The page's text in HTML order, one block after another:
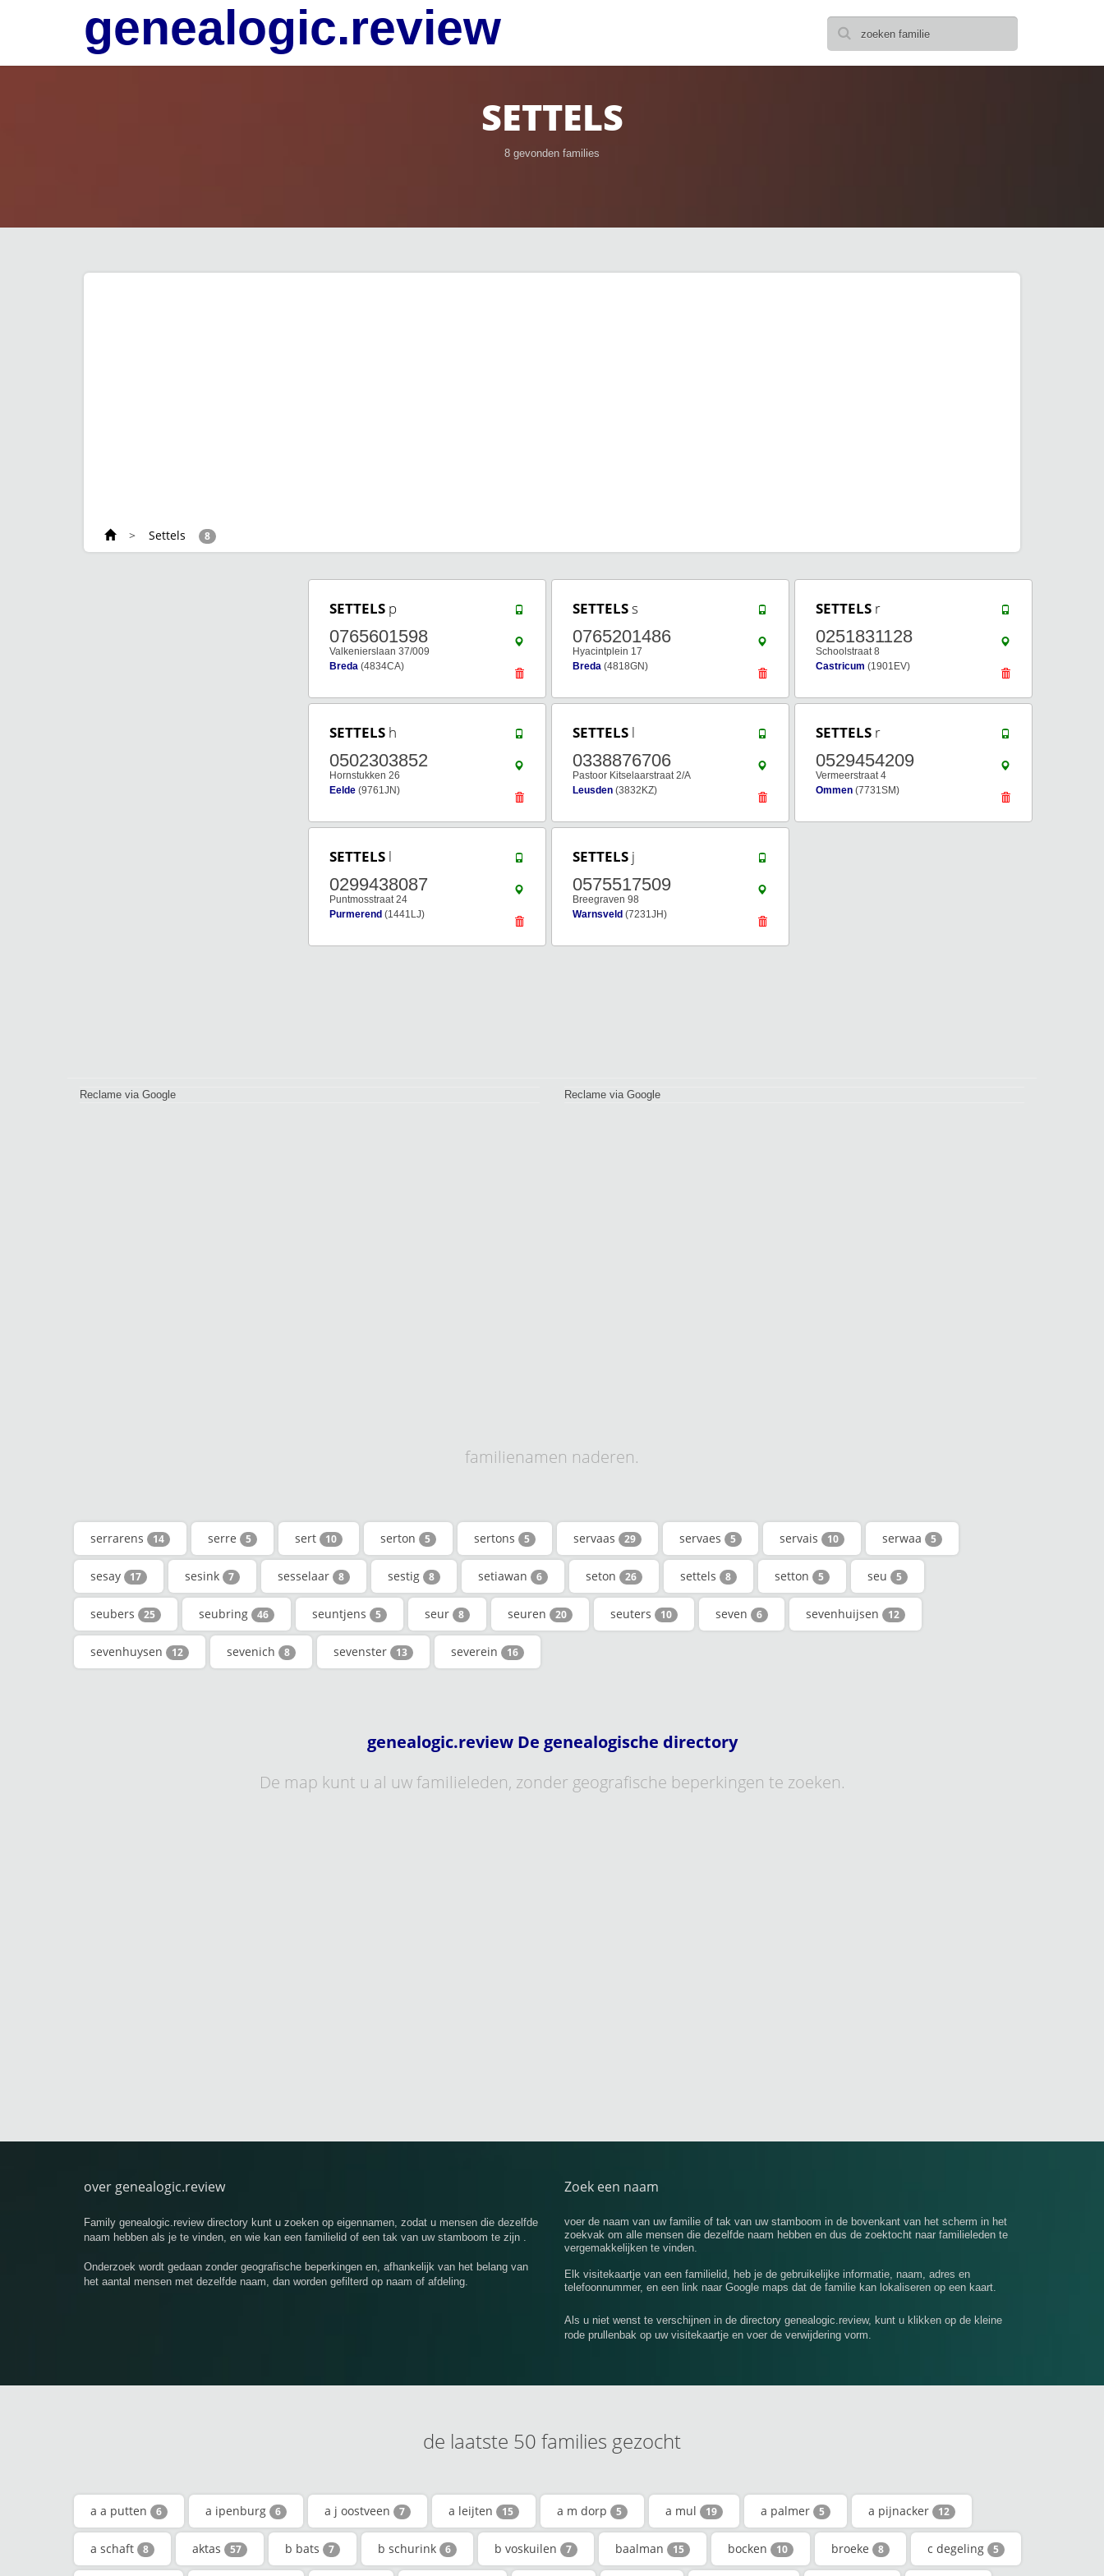
genealogic.review
SETTELS
8 gevonden families
> Settels 8
SETTELS p
0765601598
Valkenierslaan 37/009
Breda (4834CA)
SETTELSs
0765201486
Hyacintplein 17
Breda (4818GN)
SETTELS r
0251831128
Schoolstraat 8
Castricum (1901EV)
SETTELS h
0502303852
Hornstukken 26
Eelde (9761JN)
SETTELS l
0338876706
Pastoor Kitselaarstraat 2/A
Leusden (3832KZ)
SETTELS r
0529454209
Vermeerstraat 4
Ommen (7731SM)
SETTELS l
0299438087
Puntmosstraat 24
Purmerend (1441LJ)
SETTELS j
0575517509
Breegraven 98
Warnsveld (7231JH)
Reclame via Google Reclame via Google
familienamen naderen.
serrarens 14 serre 5 sert 10 serton 5 sertons 5 servaas 29 servaes 5 servais 10 serwaa 5
sesay 17 sesink 7 sesselaar 8 sestig 8 setiawan 6 seton 26 settels 8 setton 5 seu 5
seubers 25 seubring 46 seuntjens 5 seur 8 seuren 20 seuters 10 seven 6 sevenhuijsen 12
sevenhuysen 12 sevenich 8 sevenster 13 severein 16
genealogic.review De genealogische directory
De map kunt u al uw familieleden, zonder geografische beperkingen te zoeken.
over genealogic.review
Family genealogic.review directory kunt u zoeken op eigennamen, zodat u mensen die dezelfde
naam hebben als je te vinden, en wie kan een familielid of een tak van uw stamboom te zijn .
Onderzoek wordt gedaan zonder geografische beperkingen en, afhankelijk van het belang van
het aantal mensen met dezelfde naam, dan worden gefilterd op naam of afdeling.
Zoek een naam
voer de naam van uw familie of tak van uw stamboom in de bovenkant van het scherm in het
zoekvak om alle mensen die dezelfde naam hebben en dus de zoektocht naar familieleden te
vergemakkelijken te vinden.
Elk visitekaartje van een familielid, heb je de gebruikelijke informatie, naam, adres en
telefoonnummer, en een link naar Google maps dat de familie kan lokaliseren op een kaart.
Als u niet wenst te verschijnen in de directory genealogic.review, kunt u klikken op de kleine
rode prullenbak op uw visitekaartje en voer de verwijdering vorm.
de laatste 50 families gezocht
a a putten 6 a ipenburg 6 a j oostveen 7 a leijten 15 a m dorp 5 a mul 19 a palmer 5 a pijnacker 12
a schaft 8 aktas 57 b bats 7 b schurink 6 b voskuilen 7 baalman 15 bocken 10 broeke 8 c degeling 5